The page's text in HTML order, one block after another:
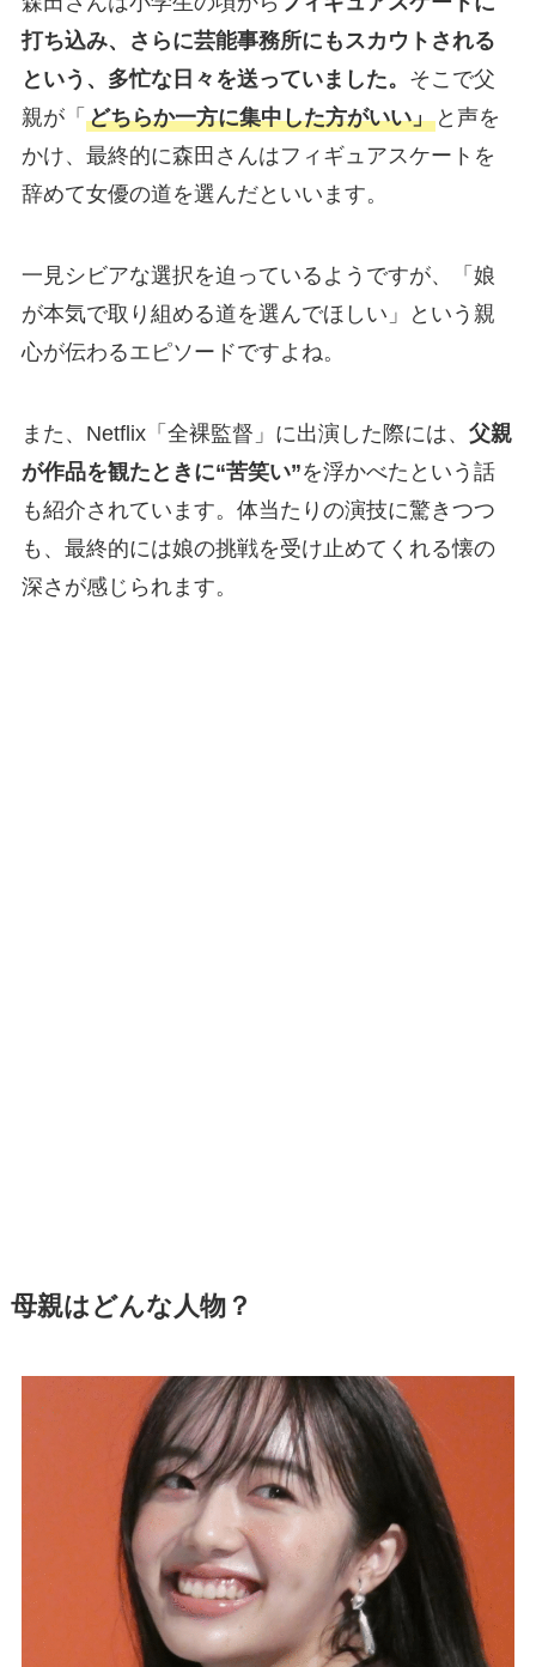
打ち込み、さらに芸能事務所にもスカウトされる
という、多忙な日々を送っていました。 そこで父
親が「 どちらか一方に集中した方がいい」と声を
かけ、最終的に森田さんはフィギュアスケートを
辞めて女優の道を選んだといいます。
一見シビアな選択を迫っているようですが、「娘
が本気で取り組める道を選んでほしい」という親
心が伝わるエピソードですよね。
また、Netflix「全裸監督」に出演した際には、 父親
が作品を観たときに“苦笑い”を浮かべたという話
も紹介されています。体当たりの演技に驚きつつ
も、最終的には娘の挑戦を受け止めてくれる懐の
深さが感じられます。
母親はどんな人物？